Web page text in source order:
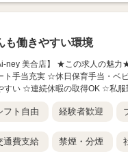
も働きやすい環境
ney 美合店】 ★この求人の魅
ト手当充実 ☆休日保育手当・ベ
すい ☆連続休暇の取得OK ☆私
フト自由 経験者歓迎
通費支給 禁煙・分煙